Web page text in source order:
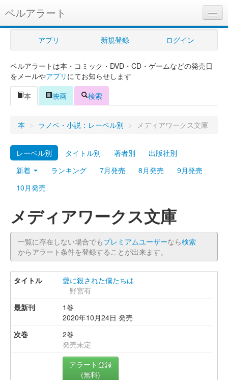
ベルアラート
ベルアラートとは
ヘルプ
新規登録
ログイン
Myシェルフ
プレミアム
アプリ 新規登録 ログイン
ベルアラートは本・コミック・DVD・CD・ゲームなどの発売日
をメールやアプリ にてお知らせします
本
映画 検索
本 > ラノベ・小説：レーベル別 > メディアワークス文庫
レーベル別 タイトル別 著者別
出版社別
新着
ランキング 7月発売 8月発売
9月発売
10月発売
メディアワークス文庫
一覧に存在しない場合でもプレミアムユーザーなら検索
からアラート条件を登録することが出来ます。
愛に殺された僕たちは
野宮有
1巻
2020年10月24日 発売
2巻
発売未定
アラート登録
(無料)